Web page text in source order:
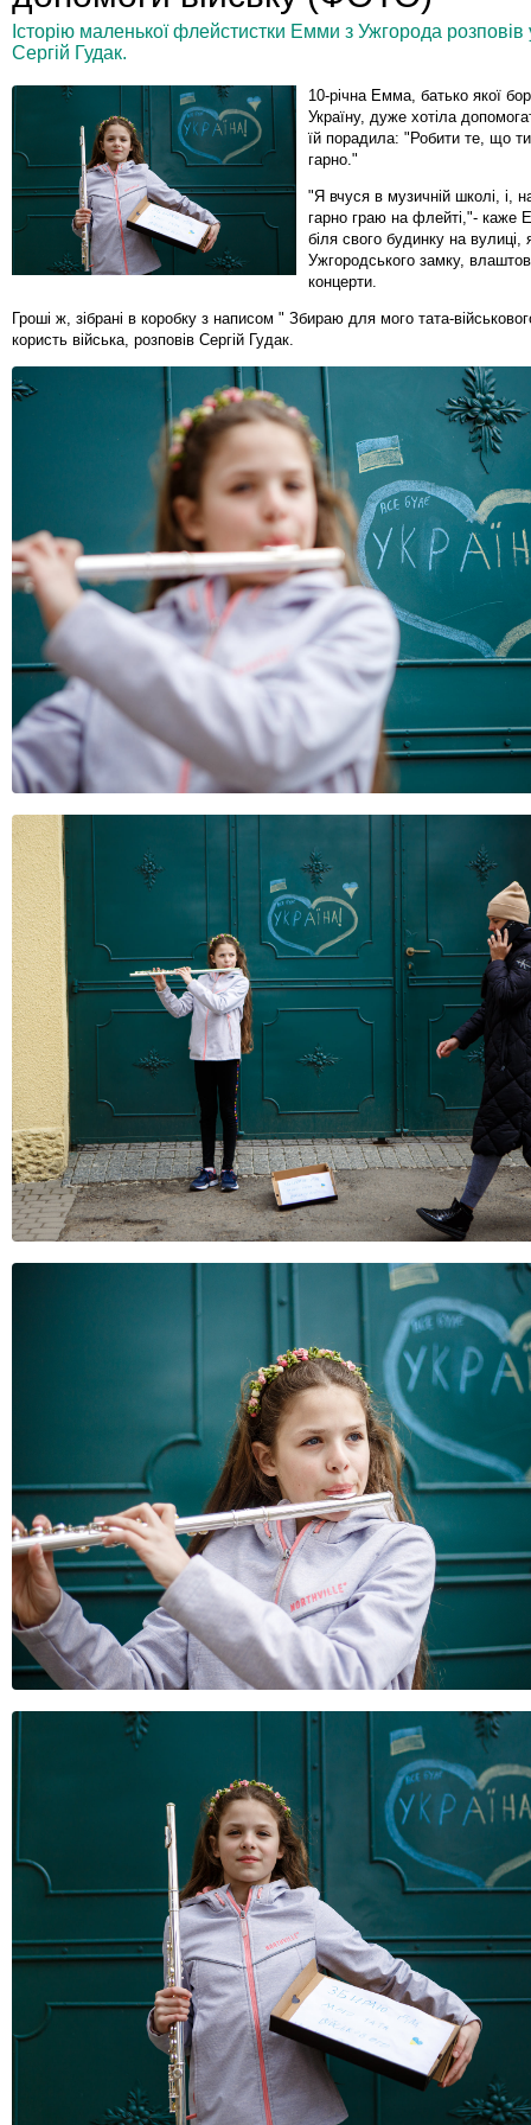
Історію маленької флейстистки Емми з Ужгорода
Сергій Гудак.
10-річна Емма, батько якої
Україну, дуже хотіла
їй порадила: "Робити те, що
гарно."
"Я вчуся в музичній школі, і,
гарно граю на флейті,"- каже
біля свого будинку на вулиці,
Ужгородського замку,
концерти.
Гроші ж, зібрані в коробку з написом " Збираю для мого тата-
користь війська, розповів Сергій Гудак.